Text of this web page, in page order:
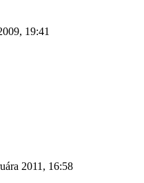
19:41
2011, 16:58